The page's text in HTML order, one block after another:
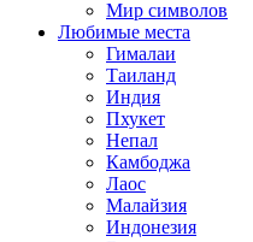
Мир символов
Любимые места
Гималаи
Таиланд
Индия
Пхукет
Непал
Камбоджа
Лаос
Малайзия
Индонезия